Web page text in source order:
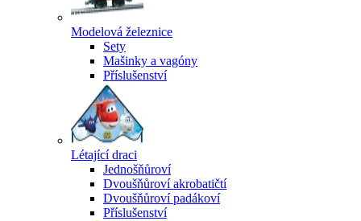
Modelová železnice
Sety
Mašinky a vagóny
Příslušenství
Létající draci
Jednošňůroví
Dvoušňůroví akrobatičtí
Dvoušňůroví padákoví
Příslušenství